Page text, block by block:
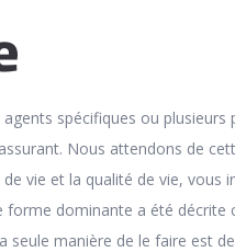
spécifiques ou plusieurs
Nous attendons de
vie et la qualité de vie, vous
dominante a été décrite
seule manière de le faire est